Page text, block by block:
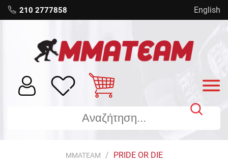
210 2777858 English
MMATEAM PRIDE OR DIE